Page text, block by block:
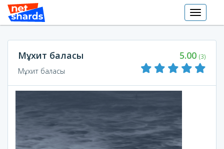
Toggle
Мұхит баласы
Мұхит баласы
5.00 (3)